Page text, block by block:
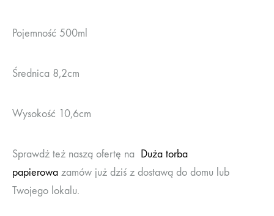
Pojemność 500ml
Średnica 8,2cm
Wysokość 10,6cm
Sprawdż też naszą ofertę na
Duża torba
papierowa zamów już dziś z dostawą do domu lub
Twojego lokalu.